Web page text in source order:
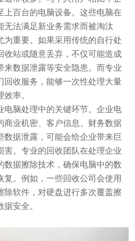
上百台的电脑设备。这些电脑在
无法满足新业务需求而被淘汰
为重要。如果采用传统的自行处
收站或随意丢弃，不仅可能造成
来数据泄露等安全隐患。而专业
回收服务，能够一次性处理大量
率。
电脑处理中的关键环节。企业电
商业机密、客户信息、财务数据
数据泄露，可能会给企业带来巨
害。专业的回收团队在处理企业
数据擦除技术，确保电脑中的数
复。例如，一些回收公司会使用
除软件，对硬盘进行多次覆盖擦
安全。